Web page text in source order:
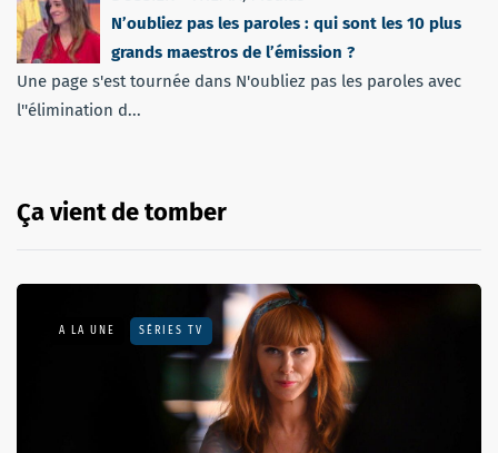
N’oubliez pas les paroles : qui sont les 10 plus
grands maestros de l’émission ?
Une page s'est tournée dans N'oubliez pas les paroles avec
l''élimination d...
Ça vient de tomber
A LA UNE SÉRIES TV